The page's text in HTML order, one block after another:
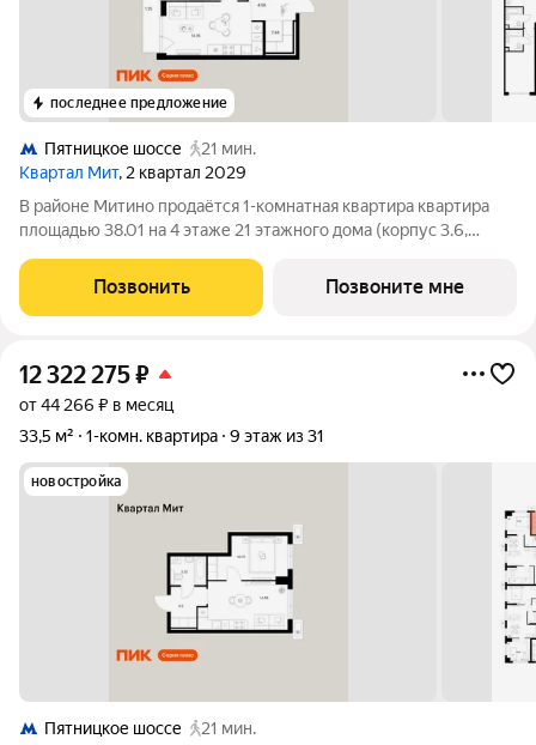
последнее предложение
Пятницкое шоссе
21 мин.
Квартал Мит, 2 квартал 2029
В районе Митино продаётся 1-комнатная квартира квартира
площадью 38.01 на 4 этаже 21 этажного дома (корпус 3.6,
расположение 20 минут пешком до станции метро
«Пятницкое шоссе». 8 минут на автомобиле до
Позвонить Позвоните мне
12 322 275₽
от 44 266 ₽ в месяц
33,5 м²
1-комн. квартира 9 этаж из 31
новостройка
Пятницкое шоссе
21 мин.